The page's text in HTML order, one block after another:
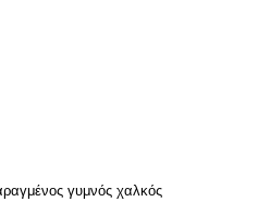
γυμνός χαλκός